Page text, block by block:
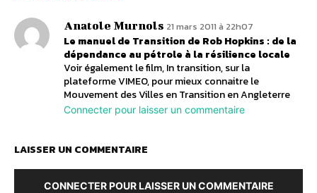
Anatole Murnols 21 mars 2011 à 22h07
Le manuel de Transition de Rob Hopkins : de la
dépendance au pétrole à la résilience locale
Voir également le film, In transition, sur la
plateforme VIMEO, pour mieux connaitre le
Mouvement des Villes en Transition en Angleterre
Connecter pour laisser un commentaire
LAISSER UN COMMENTAIRE
CONNECTER POUR LAISSER UN COMMENTAIRE